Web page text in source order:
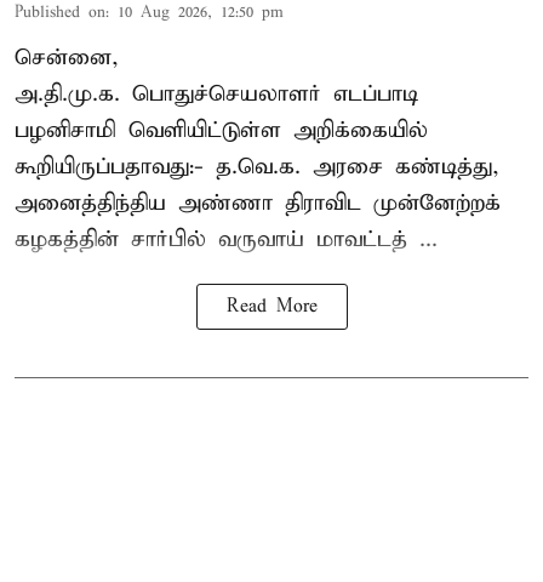
Published on: 10 Aug 2026, 12:50 pm
சென்னை,
அ.தி.மு.க. பொதுச்செயலாளர் எடப்பாடி
பழனிசாமி வெளியிட்டுள்ள அறிக்கையில்
கூறியிருப்பதாவது:- த.வெ.க. அரசை கண்டித்து,
அனைத்திந்திய அண்ணா திராவிட முன்னேற்றக்
கழகத்தின் சார்பில் வருவாய் மாவட்டத் ...
Read More